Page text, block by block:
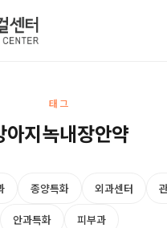
태그
아지녹내장안약
종양특화 외과센터
안과특화 피부과